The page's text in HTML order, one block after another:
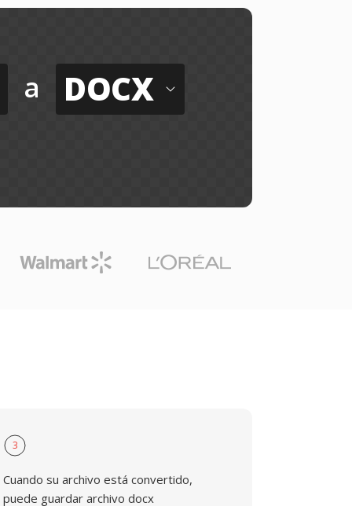
a DOCX
3
Cuando su archivo está convertido,
puede guardar archivo docx